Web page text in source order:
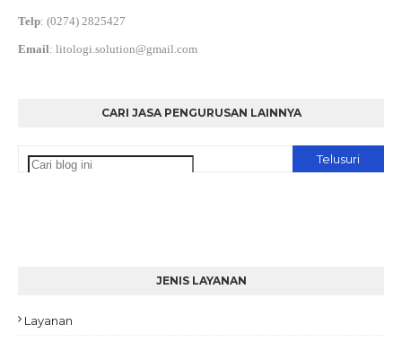
Telp: (0274) 2825427
Email: litologi.solution@gmail.com
CARI JASA PENGURUSAN LAINNYA
JENIS LAYANAN
Layanan